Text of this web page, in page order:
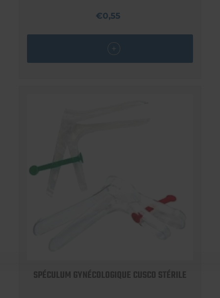
€0,55
SPÉCULUM GYNÉCOLOGIQUE CUSCO STÉRILE